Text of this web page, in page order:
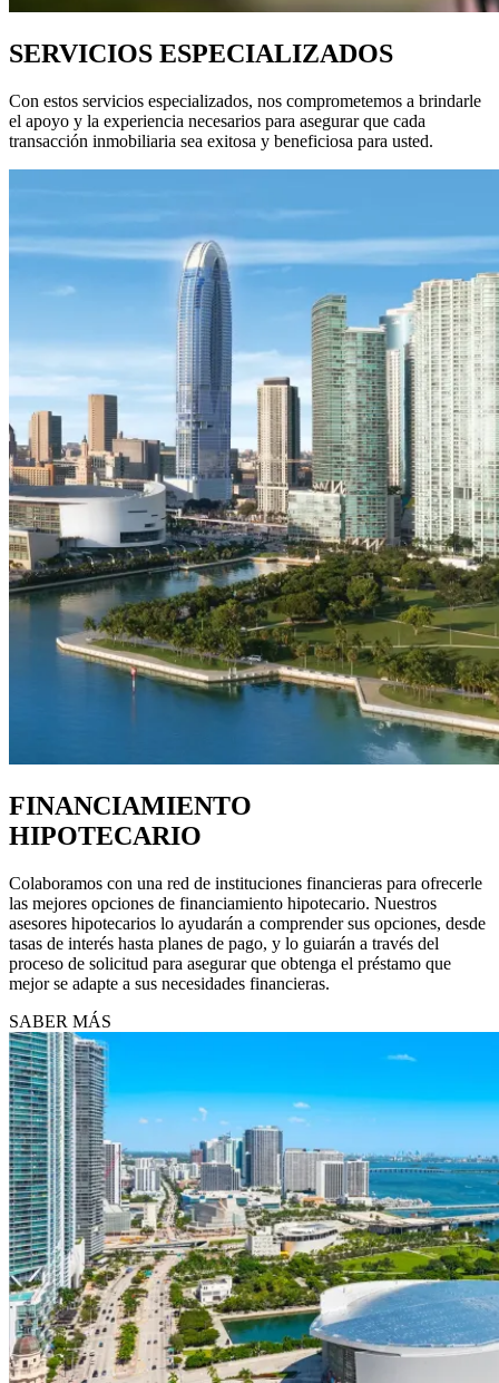
SERVICIOS ESPECIALIZADOS
Con estos servicios especializados, nos comprometemos a brindarle
el apoyo y la experiencia necesarios para asegurar que cada
transacción inmobiliaria sea exitosa y beneficiosa para usted.
FINANCIAMIENTO
HIPOTECARIO
Colaboramos con una red de instituciones financieras para ofrecerle
las mejores opciones de financiamiento hipotecario. Nuestros
asesores hipotecarios lo ayudarán a comprender sus opciones, desde
tasas de interés hasta planes de pago, y lo guiarán a través del
proceso de solicitud para asegurar que obtenga el préstamo que
mejor se adapte a sus necesidades financieras.
SABER MÁS